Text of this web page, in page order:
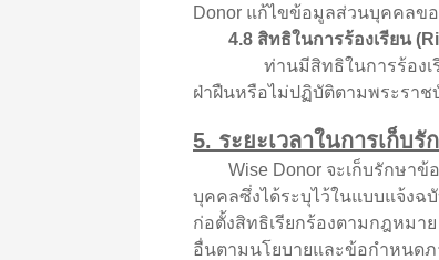
Donor แก้ไขข้อมูลส่วนบุคคลข
4.8 สิทธิในการร้องเรียน
ท่านมีสิทธิในการร้องเรียน
ฝ่าฝืนหรือไม่ปฏิบัติตามพระรา
5. ระยะเวลาในการเก็บ
Wise Donor จะเก็บรักษาข้อ
บุคคลซึ่งได้ระบุไว้ในแบบแจ้งฉ
ก่อตั้งสิทธิเรียกร้องตามกฎหมา
อื่นตามนโยบายและข้อกำหนดภ